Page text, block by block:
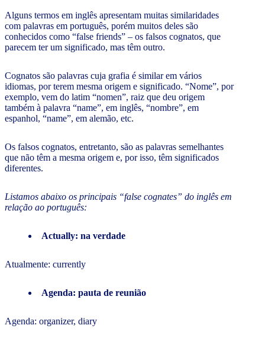
Alguns termos em inglês apresentam muitas similaridades
com palavras em português, porém muitos deles são
conhecidos como “false friends” – os falsos cognatos, que
parecem ter um significado, mas têm outro.
Cognatos são palavras cuja grafia é similar em vários
idiomas, por terem mesma origem e significado. “Nome”, por
exemplo, vem do latim “nomen”, raiz que deu origem
também à palavra “name”, em inglês, “nombre”, em
espanhol, “name”, em alemão, etc.
Os falsos cognatos, entretanto, são as palavras semelhantes
que não têm a mesma origem e, por isso, têm significados
diferentes.
Listamos abaixo os principais “false cognates” do inglês em
relação ao português:
Actually: na verdade
Atualmente: currently
Agenda: pauta de reunião
Agenda: organizer, diary